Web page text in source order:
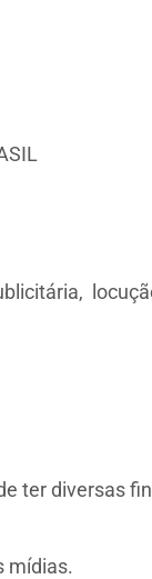
ter diversas
mídias.